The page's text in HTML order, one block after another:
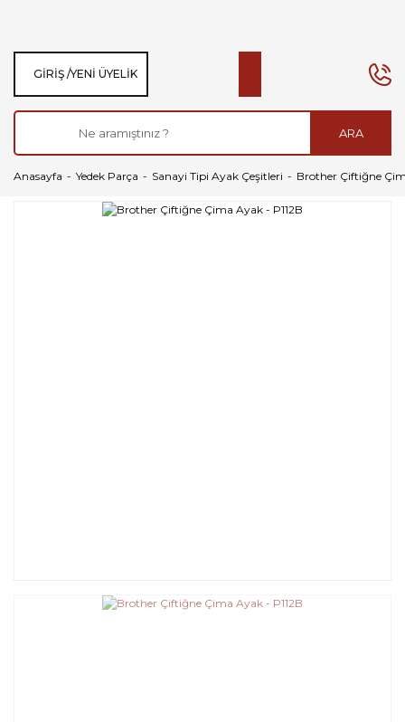
ARA
GIRIŞ /YENI ÜYELIK
Anasayfa Yedek Parça Sanayi Tipi Ayak Çeşitleri Brother Çiftiğne